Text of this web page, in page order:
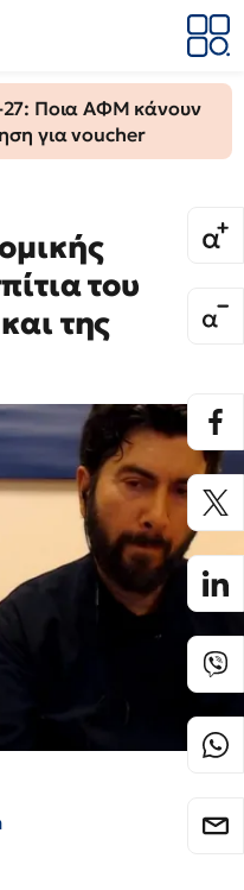
27: Ποια ΑΦΜ κάνουν
για voucher
του
της